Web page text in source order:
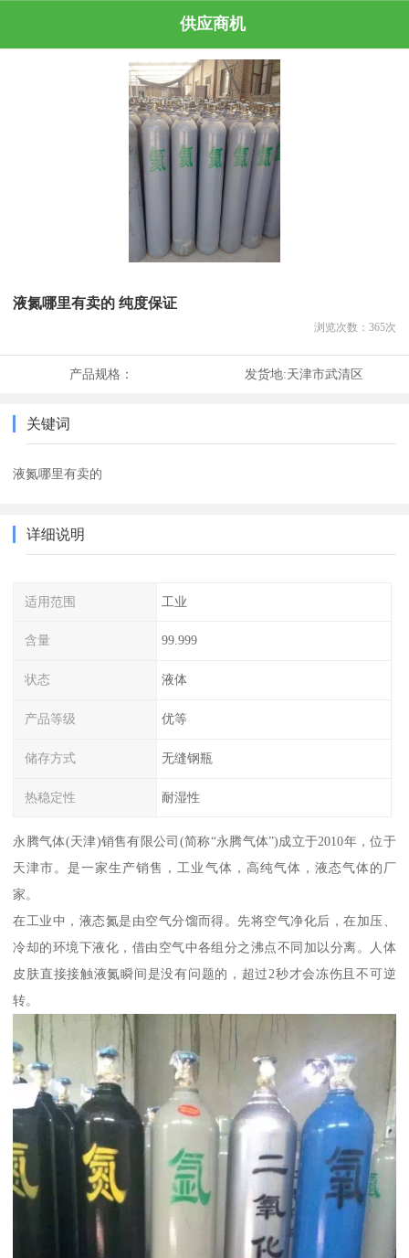
供应商机
液氮哪里有卖的 纯度保证
浏览次数： 365次
产品规格： 发货地:天津市武清区
关键词
液氮哪里有卖的
详细说明
适用范围 工业
含量 99.999
状态 液体
产品等级 优等
储存方式 无缝钢瓶
热稳定性 耐湿性
永腾气体(天津)销售有限公司(简称“永腾气体”)成立于2010年，位于
天津市。是一家生产销售，工业气体，高纯气体，液态气体的厂
家。
在工业中，液态氮是由空气分馏而得。先将空气净化后，在加压、
冷却的环境下液化，借由空气中各组分之沸点不同加以分离。人体
皮肤直接接触液氮瞬间是没有问题的，超过2秒才会冻伤且不可逆
转。